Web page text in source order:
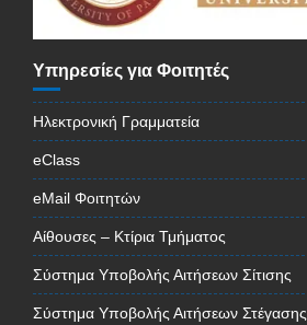
Υπηρεσίες για Φοιτητές
Ηλεκτρονική Γραμματεία
eClass
eMail Φοιτητών
Αίθουσες – Κτίρια Τμήματος
Σύστημα Υποβολής Αιτήσεων Σίτισης
Σύστημα Υποβολής Αιτήσεων Στέγασης